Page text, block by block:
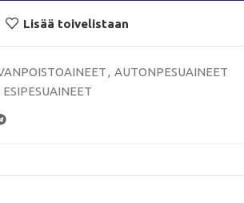
Lisää toivelistaan
, AUTONPESUAINEET
ESIPESUAINEET